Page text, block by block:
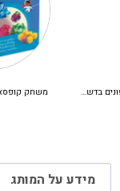
משחק קופסא לילדים –
מידע על המותג